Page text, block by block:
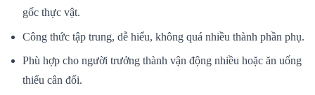
gốc thực vật.
Công thức tập trung, dễ hiểu, không quá nhiều thành phần phụ.
Phù hợp cho người trưởng thành vận động nhiều hoặc ăn uống
thiếu cân đối.